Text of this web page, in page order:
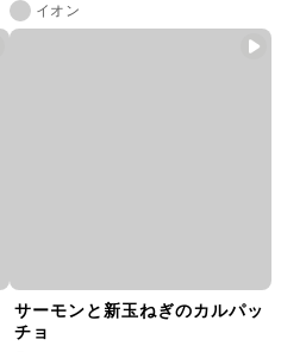
イオン
サーモンと新玉ねぎのカルパッ
チョ